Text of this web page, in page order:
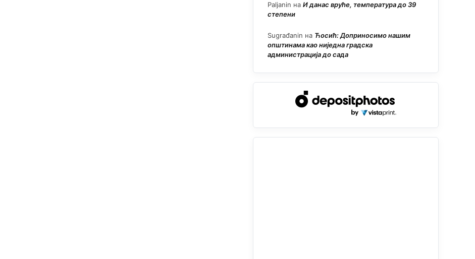
Paljanin на И данас вруће, температура до 39
степени
Sugrađanin на Ћосић: Доприносимо нашим
општинама као ниједна градска
администрација до сада